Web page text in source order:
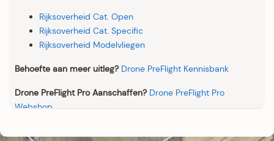
Rijksoverheid Cat. Open
Rijksoverheid Cat. Specific
Rijksoverheid Modelvliegen
Behoefte aan meer uitleg? Drone PreFlight Kennisbank
Drone PreFlight Pro Aanschaffen? Drone PreFlight Pro
Webshop